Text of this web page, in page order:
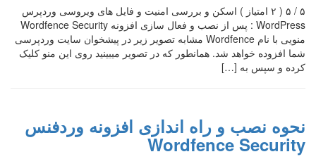
۵ / ۵ ( ۲ امتیاز ) اسکن و بررسی امنیت و فایل های ویروسی وردپرس
WordPress : پس از نصب و فعال سازی افزونه Wordfence Security
منویی با نام Wordfence مشابه تصویر زیر در پیشخوان سایت وردپرسی
شما افزوده خواهد شد. همانطور که در تصویر میبینید روی این منو کلیک
کرده و سپس به […]
نحوه نصب و راه اندازی افزونه وردفنس
Wordfence Security